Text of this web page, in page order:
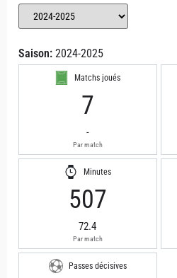
Saison: 2024-2025
Matchs joués
7
-
Par match
Minutes
507
72.4
Par match
Passes décisives